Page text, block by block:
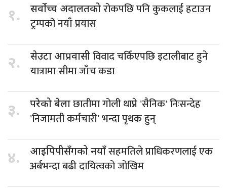
१. सर्वोच्च अदालतकोरोकपछि पनि कुकलाई हटाउन
ट्रम्पको नयाँ प्रयास
२. सेउटा आप्रवासीविवाद चर्किएपछि इटालीबाट हुने
यात्रामा सीमा जाँच कडा
३. परेको बेलाछातीमा गोली थाप्ने 'सैनिक' निःसन्देह
'निजामती कर्मचारी' भन्दा पृथक हुन्
४. आइपिपीसँगको नयाँसहमतिले प्राधिकरणलाई एक
अर्बभन्दा बढी दायित्वको जोखिम